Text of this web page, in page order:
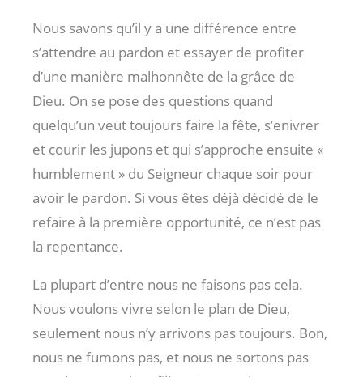
Nous savons qu’il y a une différence entre
s’attendre au pardon et essayer de profiter
d’une manière malhonnête de la grâce de
Dieu. On se pose des questions quand
quelqu’un veut toujours faire la fête, s’enivrer
et courir les jupons et qui s’approche ensuite «
humblement » du Seigneur chaque soir pour
avoir le pardon. Si vous êtes déjà décidé de le
refaire à la première opportunité, ce n’est pas
la repentance.
La plupart d’entre nous ne faisons pas cela.
Nous voulons vivre selon le plan de Dieu,
seulement nous n’y arrivons pas toujours. Bon,
nous ne fumons pas, et nous ne sortons pas